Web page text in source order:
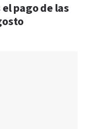
pago de las